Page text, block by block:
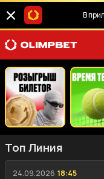
В
Топ Линия
24.09.2026 18:45